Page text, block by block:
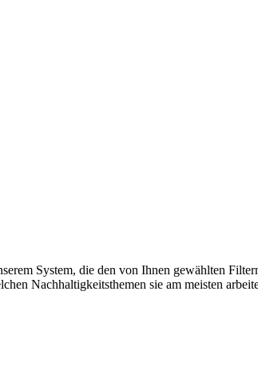
System, die den von Ihnen gewählten
Nachhaltigkeitsthemen sie am meisten